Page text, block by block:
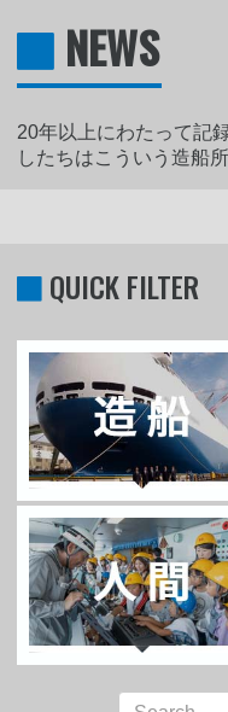
NEWS
20年以上にわたって記
したちはこういう造船所
QUICK FILTER